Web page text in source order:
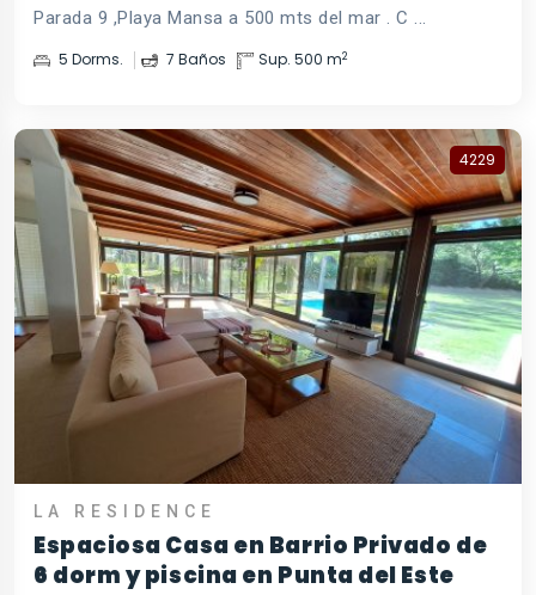
Parada 9 ,Playa Mansa a 500 mts del mar . C ...
5 Dorms. 7 Baños Sup. 500 m2
4229
LA RESIDENCE
Espaciosa Casa en Barrio Privado de
6 dorm y piscina en Punta del Este